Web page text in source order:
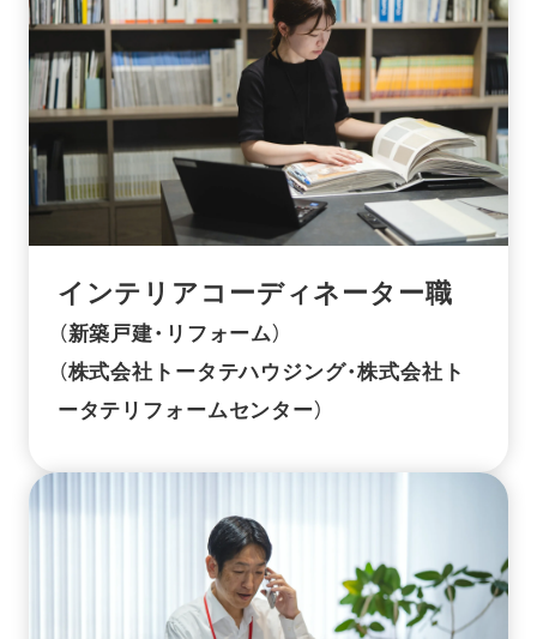
インテリアコーディネーター職
（新築戸建・リフォーム）
（株式会社トータテハウジング・株式会社ト
ータテリフォームセンター）